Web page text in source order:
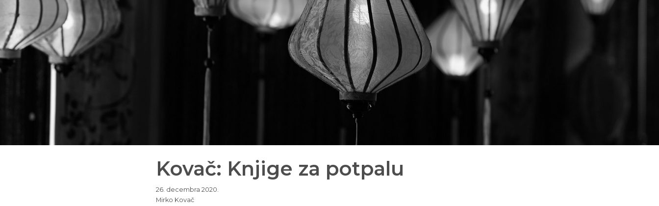
Kovač: Knjige za potpalu
26. decembra 2020.
Mirko Kovač